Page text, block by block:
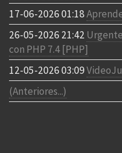
17-06-2026 01:18
26-05-2026 21:42
con PHP 7.4 [PHP]
12-05-2026 03:09
(Anteriores...)